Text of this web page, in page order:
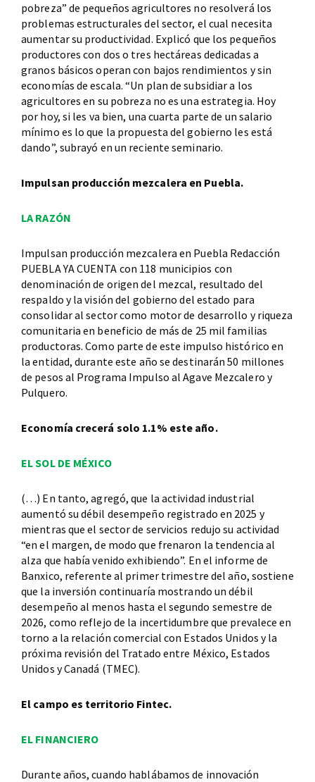
pobreza” de pequeños agricultores no resolverá los
problemas estructurales del sector, el cual necesita
aumentar su productividad. Explicó que los pequeños
productores con dos o tres hectáreas dedicadas a
granos básicos operan con bajos rendimientos y sin
economías de escala. “Un plan de subsidiar a los
agricultores en su pobreza no es una estrategia. Hoy
por hoy, si les va bien, una cuarta parte de un salario
mínimo es lo que la propuesta del gobierno les está
dando”, subrayó en un reciente seminario.
Impulsan producción mezcalera en Puebla.
LA RAZÓN
Impulsan producción mezcalera en Puebla Redacción
PUEBLA YA CUENTA con 118 municipios con
denominación de origen del mezcal, resultado del
respaldo y la visión del gobierno del estado para
consolidar al sector como motor de desarrollo y riqueza
comunitaria en beneficio de más de 25 mil familias
productoras. Como parte de este impulso histórico en
la entidad, durante este año se destinarán 50 millones
de pesos al Programa Impulso al Agave Mezcalero y
Pulquero.
Economía crecerá solo 1.1% este año.
EL SOL DE MÉXICO
(…) En tanto, agregó, que la actividad industrial
aumentó su débil desempeño registrado en 2025 y
mientras que el sector de servicios redujo su actividad
“en el margen, de modo que frenaron la tendencia al
alza que había venido exhibiendo”. En el informe de
Banxico, referente al primer trimestre del año, sostiene
que la inversión continuaría mostrando un débil
desempeño al menos hasta el segundo semestre de
2026, como reflejo de la incertidumbre que prevalece en
torno a la relación comercial con Estados Unidos y la
próxima revisión del Tratado entre México, Estados
Unidos y Canadá (TMEC).
El campo es territorio Fintec.
EL FINANCIERO
Durante años, cuando hablábamos de innovación